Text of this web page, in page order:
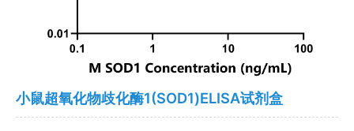
小鼠超氧化物歧化酶1(SOD1)ELISA试剂盒